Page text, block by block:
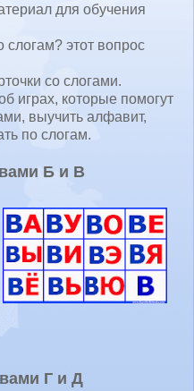
для обучения
слогам? этот вопрос
со слогами.
играх, которые помогут
выучить алфавит,
по слогам.
Б и В
Г и Д